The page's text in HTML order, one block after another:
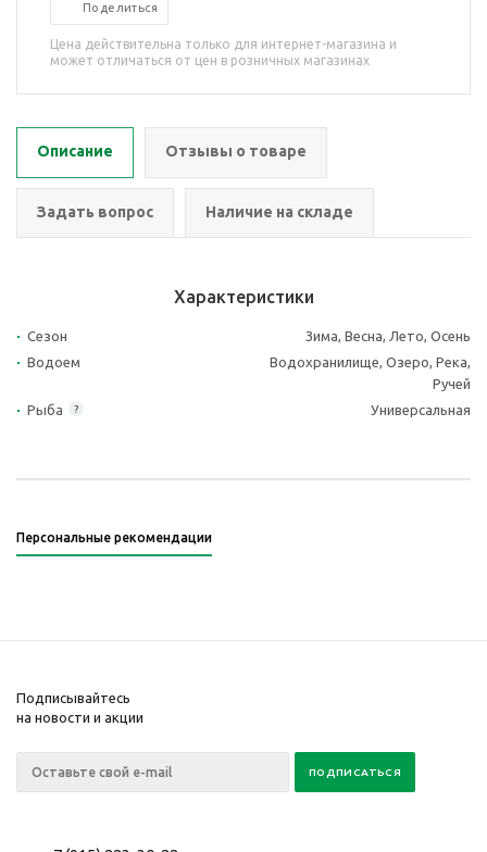
Поделиться
Цена действительна только для интернет-магазина и
может отличаться от цен в розничных магазинах
Описание Отзывы о товаре
Задать вопрос Наличие на складе
Характеристики
Сезон
Зима, Весна, Лето, Осень
Водоем
Водохранилище, Озеро, Река,
Ручей
?
Рыба Универсальная
Персональные рекомендации
Подписывайтесь
на новости и акции